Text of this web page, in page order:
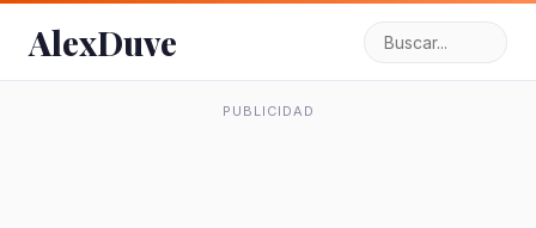
AlexDuve
PUBLICIDAD